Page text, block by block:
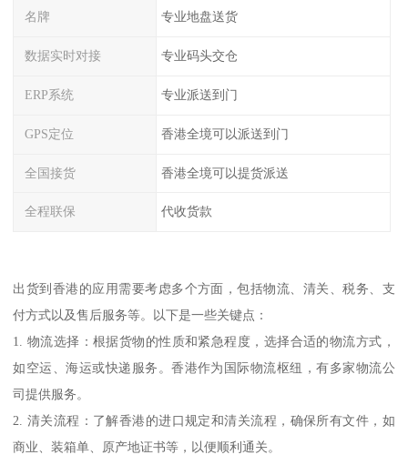
名牌 专业地盘送货
数据实时对接 专业码头交仓
ERP系统 专业派送到门
GPS定位 香港全境可以派送到门
全国接货 香港全境可以提货派送
全程联保 代收货款
出货到香港的应用需要考虑多个方面，包括物流、清关、税务、支
付方式以及售后服务等。以下是一些关键点：
1. 物流选择：根据货物的性质和紧急程度，选择合适的物流方式，
如空运、海运或快递服务。香港作为国际物流枢纽，有多家物流公
司提供服务。
2. 清关流程：了解香港的进口规定和清关流程，确保所有文件，如
商业、装箱单、原产地证书等，以便顺利通关。